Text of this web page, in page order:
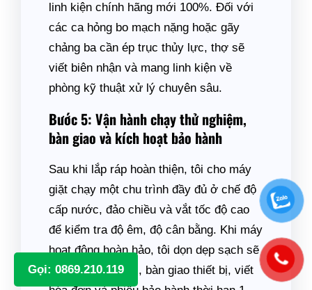
Gọi: 0869.210.119
linh kiện chính hãng mới 100%. Đối với
các ca hỏng bo mạch nặng hoặc gãy
chảng ba cần ép trục thủy lực, thợ sẽ
viết biên nhận và mang linh kiện về
phòng kỹ thuật xử lý chuyên sâu.
Bước 5: Vận hành chạy thử nghiệm,
bàn giao và kích hoạt bảo hành
Sau khi lắp ráp hoàn thiện, tôi cho máy
giặt chạy một chu trình đầy đủ ở chế độ
cấp nước, đảo chiều và vắt tốc độ cao
để kiểm tra độ êm, độ cân bằng. Khi máy
hoạt động hoàn hảo, tôi dọn dẹp sạch sẽ
khu vực làm việc, bàn giao thiết bị, viết